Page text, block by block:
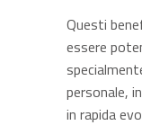
Questi
essere
personale,
in rapida